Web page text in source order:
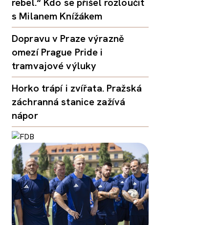
rebel.“ Kdo se přišel rozloučit
s Milanem Knížákem
Dopravu v Praze výrazně
omezí Prague Pride i
tramvajové výluky
Horko trápí i zvířata. Pražská
záchranná stanice zažívá
nápor